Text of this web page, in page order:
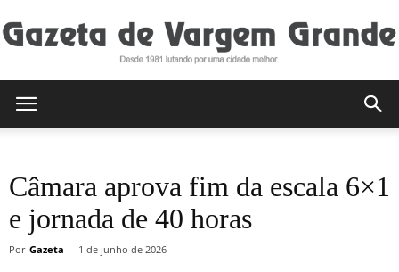
de
Câmara aprova fim da escala 6×1
e jornada de 40 horas
Por Gazeta - 1 de junho de 2026